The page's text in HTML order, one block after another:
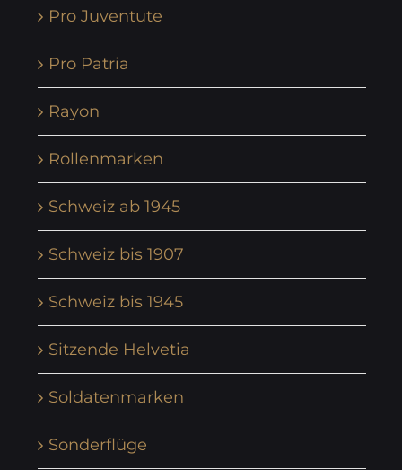
Pro Juventute
Pro Patria
Rayon
Rollenmarken
Schweiz ab 1945
Schweiz bis 1907
Schweiz bis 1945
Sitzende Helvetia
Soldatenmarken
Sonderflüge